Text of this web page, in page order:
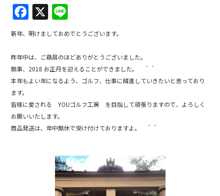
F
a
c
e
b
o
o
k
X
n
e
新年、明けましておめでとうございます。
昨年中は、ご贔屓のほどありがとうございました。
無事、2018 お正月を迎えることができました。 ＾＾
本年もよい年になるよう、ゴルフ、仕事に精進していきたいと思っており
ます。
皆様に愛される YOUゴルフ工房 を目指して頑張りますので、よろしく
お願いいたします。
商品発送は、年中無休で受け付けておりますよ。 ＾＾